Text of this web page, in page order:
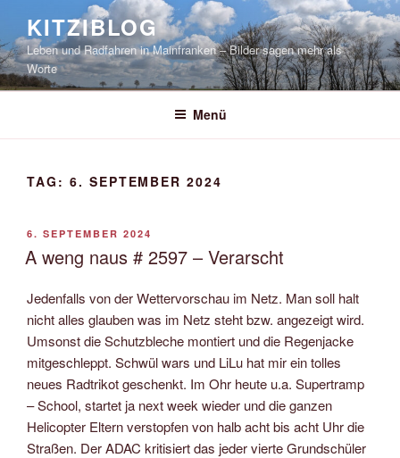
springen
KITZIBLOG
Leben und Radfahren in Mainfranken – Bilder sagen mehr als
Worte
Menü
TAG: 6. SEPTEMBER 2024
VERÖFFENTLICHT
AM
6. SEPTEMBER 2024
A weng naus # 2597 – Verarscht
Jedenfalls von der Wettervorschau im Netz. Man soll halt
nicht alles glauben was im Netz steht bzw. angezeigt wird.
Umsonst die Schutzbleche montiert und die Regenjacke
mitgeschleppt. Schwül wars und LiLu hat mir ein tolles
neues Radtrikot geschenkt. Im Ohr heute u.a. Supertramp
– School, startet ja next week wieder und die ganzen
Helicopter Eltern verstopfen von halb acht bis acht Uhr die
Straßen. Der ADAC kritisiert das jeder vierte Grundschüler